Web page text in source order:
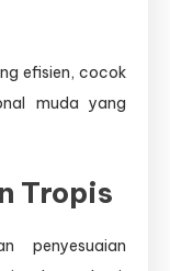
efisien, cocok
muda yang
Tropis
penyesuaian